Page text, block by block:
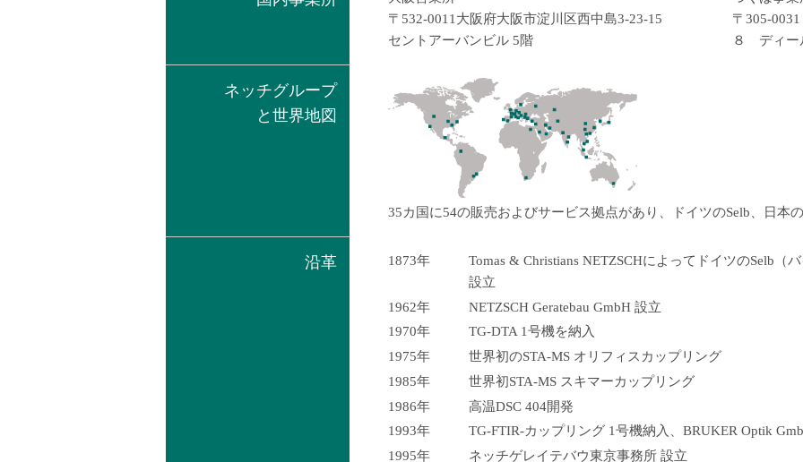
〒532-0011大阪府大阪市淀川区西中島3-23-15
セントアーバンビル 5階
〒305-
８ ディー
ネッチグループ
と世界地図
35カ国に54の販売およびサービス拠点があり、ドイツのSelb、日本
沿革 1873年
Tomas & Christians NETZSCHによってドイツのSelb（
設立
1962年
NETZSCH Geratebau GmbH 設立
1970年
TG-DTA 1号機を納入
1975年
世界初のSTA-MS オリフィスカップリング
1985年
世界初STA-MS スキマーカップリング
1986年
高温DSC 404開発
1993年
TG-FTIR-カップリング 1号機納入、BRUKER Optik
1995年
ネッチゲレイテバウ東京事務所 設立